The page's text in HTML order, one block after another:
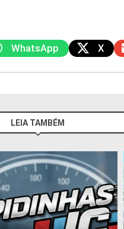
WhatsApp X
LEIA TAMBÉM